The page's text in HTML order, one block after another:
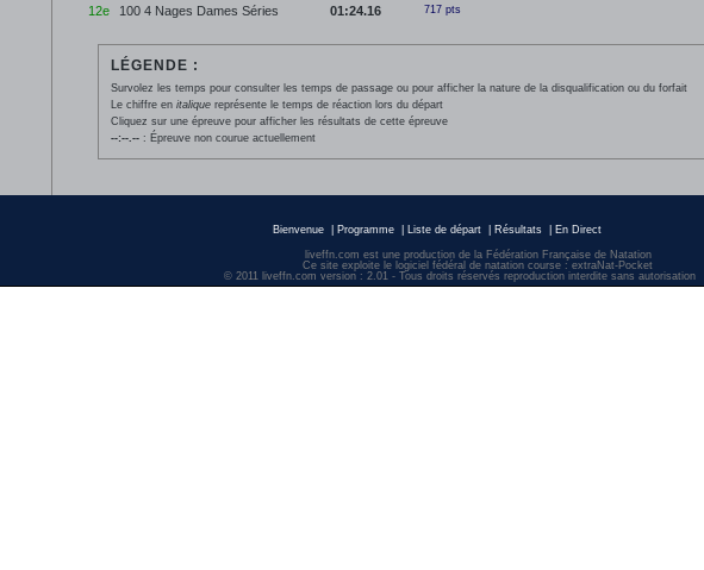
12e 100 4 Nages Dames Séries 01:24.16 717 pts
LÉGENDE :
Survolez les temps pour consulter les temps de passage ou pour afficher la nature de la disqualification ou du forfait
Le chiffre en italiquereprésente le temps de réaction lors du départ
Cliquez sur une épreuve pour afficher les résultats de cette épreuve
--:--.--: Épreuve non courue actuellement
Bienvenue Programme Liste de départ Résultats En Direct
liveffn.com est une production de la Fédération Française de Natation
Ce site exploite le logiciel fédéral de natation course : extraNat-Pocket
© 2011 liveffn.com version : 2.01 - Tous droits réservés reproduction interdite sans autorisation